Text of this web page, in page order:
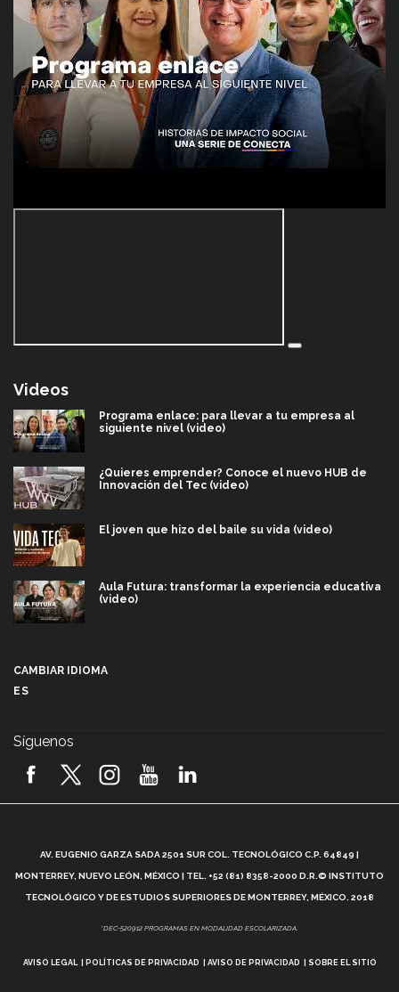
Videos
Programa enlace: para llevar a tu empresa al
siguiente nivel (video)
¿Quieres emprender? Conoce el nuevo HUB de
Innovación del Tec (video)
El joven que hizo del baile su vida (video)
Aula Futura: transformar la experiencia educativa
(video)
2026! (video)
¿Cómo es el Modelo Educativo Tec? (video)
Vida Tec: Feminismo e Inteligencia Artificial, Paola
CAMBIAR IDIOMA
ES
Síguenos
AV. EUGENIO GARZA SADA 2501 SUR COL. TECNOLÓGICO C.P. 64849 |
MONTERREY, NUEVO LEÓN, MÉXICO | TEL. +52 (81) 8358-2000 D.R.© INSTITUTO
TECNOLÓGICO Y DE ESTUDIOS SUPERIORES DE MONTERREY, MÉXICO. 2018
*DEC-520912 PROGRAMAS EN MODALIDAD ESCOLARIZADA.
AVISO LEGAL POLÍTICAS DE PRIVACIDAD AVISO DE PRIVACIDAD SOBRE EL SITIO